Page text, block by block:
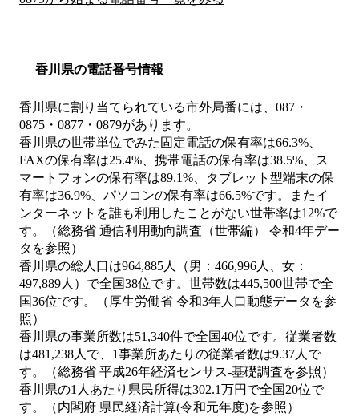
香川県の電話番号情報
香川県に割り当てられている市外局番には、087・
0875・0877・0879があります。
香川県の世帯単位でみた固定電話の保有率は66.3%、
FAXの保有率は25.4%、携帯電話の保有率は38.5%、ス
マートフォンの保有率は89.1%、タブレット型端末の保
有率は36.9%、パソコンの保有率は66.5%です。またイ
ンターネットを誰も利用したことがない世帯率は12%で
す。（総務省 通信利用動向調査（世帯編） 令和4年デー
タを参照）
香川県の総人口は964,885人（男：466,996人、女：
497,889人）で全国38位です。世帯数は445,500世帯で全
国36位です。（厚生労働省 令和3年人口動態データを参
照）
香川県の事業所数は51,340件で全国40位です。従業者数
は481,238人で、1事業所あたりの従業者数は9.37人で
す。（総務省 平成26年経済センサス‐基礎調査を参照）
香川県の1人あたり県民所得は302.1万円で全国20位で
す。（内閣府 県民経済計算(令和元年度)を参照）